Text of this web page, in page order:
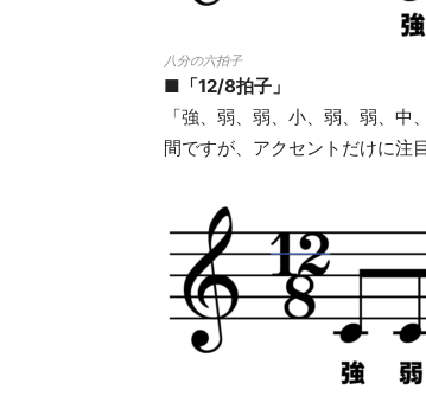
八分の六拍子
■「12/8拍子」
「強、弱、弱、小、弱、弱、
間ですが、アクセントだけに注